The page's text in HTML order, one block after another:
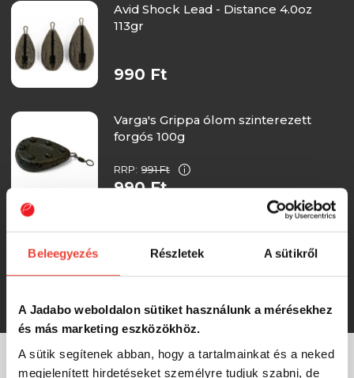
Beleegyezés Részletek A sütikről
A Jadabo weboldalon sütiket használunk a mérésekhez
és más marketing eszközökhöz.
A sütik segítenek abban, hogy a tartalmainkat és a neked
megjelenített hirdetéseket személyre tudjuk szabni, de
Avid Shock Lead - Distance 4.0oz
113gr
990 Ft
Varga's Grippa ólom szinterezett
forgós 100g
RRP: 991 Ft
990 Ft
Varga's Horizon ólom szinterezett
inline 100g
RRP: 991 Ft